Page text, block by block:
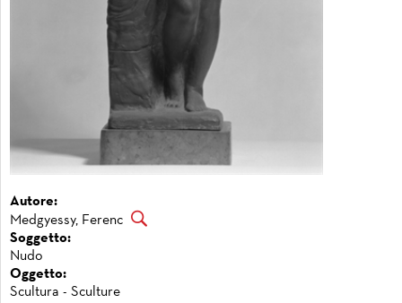
Autore:
Medgyessy, Ferenc
Soggetto:
Nudo
Oggetto:
Scultura - Sculture